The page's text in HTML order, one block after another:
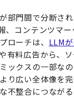
部門間で分断さ
、コンテンツマ
ローチは、 LLM
有料広告から、
ックスの一部な
り広い全体像を
不整合につながる